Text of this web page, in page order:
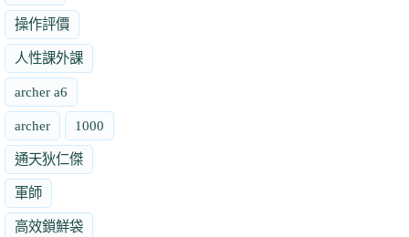
操作評價
人性課外課
archer a6
archer 1000
通天狄仁傑
軍師
高效鎖鮮袋